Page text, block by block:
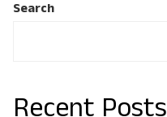
Search